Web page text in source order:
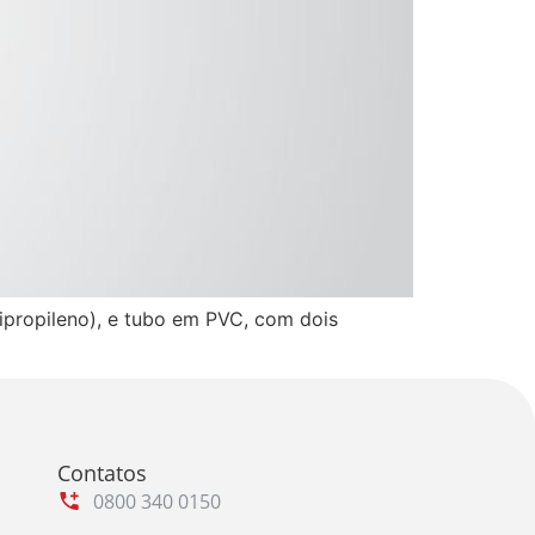
e tubo em PVC, com dois
Contatos
0800 340 0150